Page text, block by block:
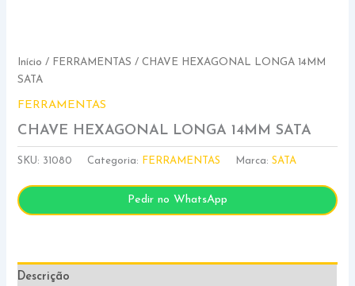
Início / FERRAMENTAS / CHAVE HEXAGONAL LONGA 14MM
SATA
FERRAMENTAS
CHAVE HEXAGONAL LONGA 14MM SATA
SKU: 31080 Categoria: FERRAMENTAS Marca:SATA
Pedir no WhatsApp
Descrição